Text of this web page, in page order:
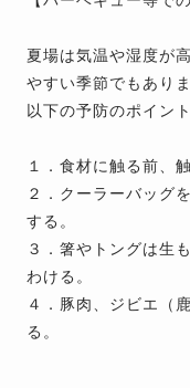
夏場は気温や湿度が
やすい季節でもありま
以下の予防のポイン
１．食材に触る前、
２．クーラーバッグ
する。
３．箸やトングは生
わける。
４．豚肉、ジビエ（
る。